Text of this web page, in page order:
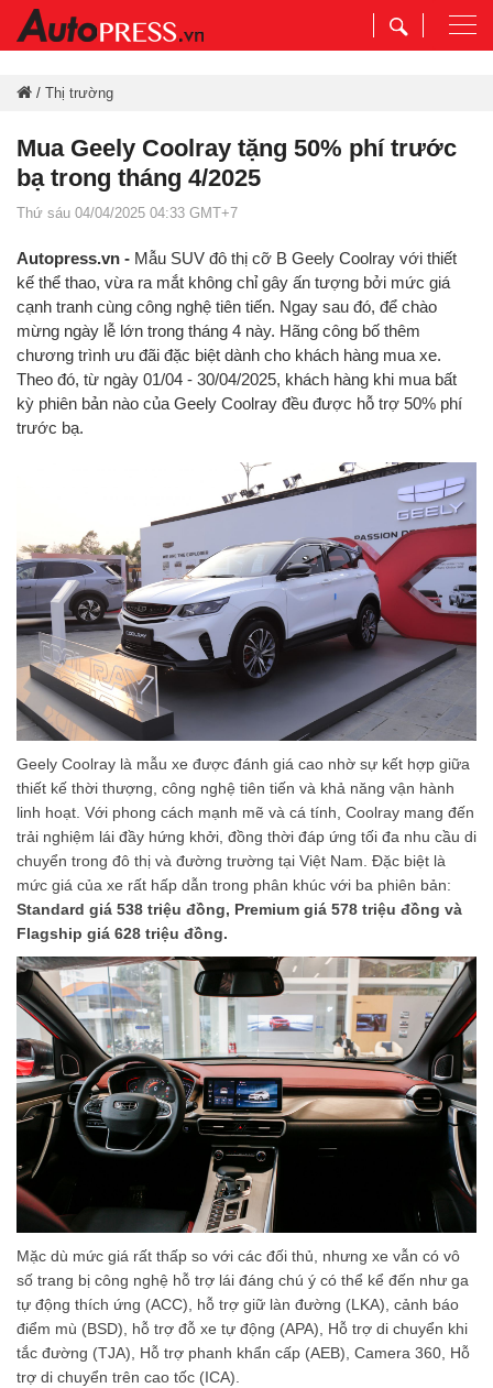
/ Thị trường
Mua Geely Coolray tặng 50% phí trước
bạ trong tháng 4/2025
Thứ sáu 04/04/2025 04:33 GMT+7
Autopress.vn - Mẫu SUV đô thị cỡ B Geely Coolray với thiết
kế thể thao, vừa ra mắt không chỉ gây ấn tượng bởi mức giá
cạnh tranh cùng công nghệ tiên tiến. Ngay sau đó, để chào
mừng ngày lễ lớn trong tháng 4 này. Hãng công bố thêm
chương trình ưu đãi đặc biệt dành cho khách hàng mua xe.
Theo đó, từ ngày 01/04 - 30/04/2025, khách hàng khi mua bất
kỳ phiên bản nào của Geely Coolray đều được hỗ trợ 50% phí
trước bạ.
Geely Coolray là mẫu xe được đánh giá cao nhờ sự kết hợp giữa
thiết kế thời thượng, công nghệ tiên tiến và khả năng vận hành
linh hoạt. Với phong cách mạnh mẽ và cá tính, Coolray mang đến
trải nghiệm lái đầy hứng khởi, đồng thời đáp ứng tối đa nhu cầu di
chuyển trong đô thị và đường trường tại Việt Nam. Đặc biệt là
mức giá của xe rất hấp dẫn trong phân khúc với ba phiên bản:
Standard giá 538 triệu đồng, Premium giá 578 triệu đồng và
Flagship giá 628 triệu đồng.
Mặc dù mức giá rất thấp so với các đối thủ, nhưng xe vẫn có vô
số trang bị công nghệ hỗ trợ lái đáng chú ý có thể kể đến như ga
tự động thích ứng (ACC), hỗ trợ giữ làn đường (LKA), cảnh báo
điểm mù (BSD), hỗ trợ đỗ xe tự động (APA), Hỗ trợ di chuyển khi
tắc đường (TJA), Hỗ trợ phanh khẩn cấp (AEB), Camera 360, Hỗ
trợ di chuyển trên cao tốc (ICA).